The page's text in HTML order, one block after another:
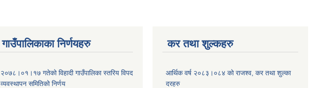
गाउँपालिकाका निर्णयहरु
२०७८।०१।१७ गतेको विहादी गाउँपालिका स्तरिय विपद
व्यवस्थापन समितिको निर्णय
कर तथा शुल्कहरु
आर्थिक वर्ष २०८३।०८४ को राजश्व, कर तथा शुल्का
दरहरु